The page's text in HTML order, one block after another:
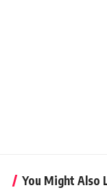
You Might Also